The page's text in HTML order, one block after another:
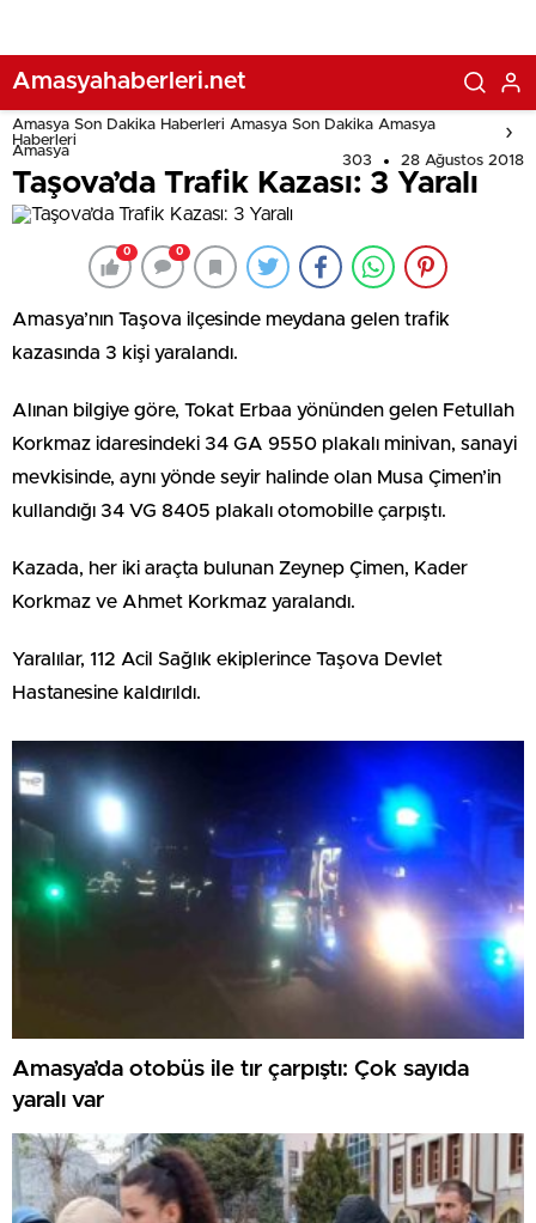
Amasyahaberleri.net
Amasya Son Dakika Haberleri Amasya Son Dakika Amasya
Haberleri
Amasya
303 28 Ağustos 2018
Taşova’da Trafik Kazası: 3 Yaralı
0 0
Amasya’nın Taşova ilçesinde meydana gelen trafik
kazasında 3 kişi yaralandı.
Alınan bilgiye göre, Tokat Erbaa yönünden gelen Fetullah
Korkmaz idaresindeki 34 GA 9550 plakalı minivan, sanayi
mevkisinde, aynı yönde seyir halinde olan Musa Çimen’in
kullandığı 34 VG 8405 plakalı otomobille çarpıştı.
Kazada, her iki araçta bulunan Zeynep Çimen, Kader
Korkmaz ve Ahmet Korkmaz yaralandı.
Yaralılar, 112 Acil Sağlık ekiplerince Taşova Devlet
Hastanesine kaldırıldı.
Amasya’da otobüs ile tır çarpıştı: Çok sayıda
yaralı var